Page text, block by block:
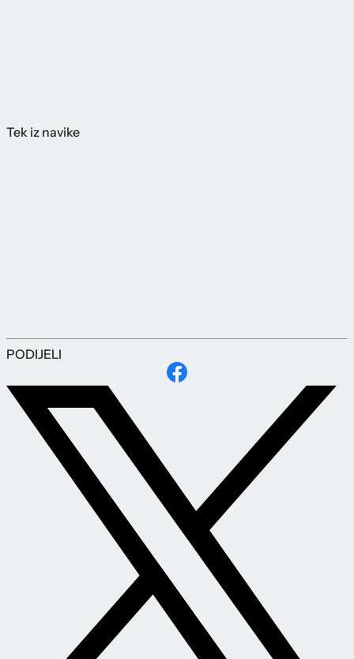
Tek iz navike
PODIJELI